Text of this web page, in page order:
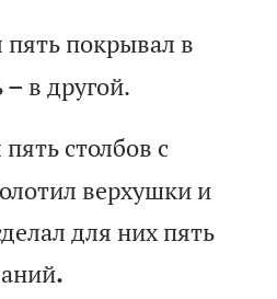
пять покрывал в
– в другой.
пять столбов с
лотил верхушки и
делалдля нихпять
аний.